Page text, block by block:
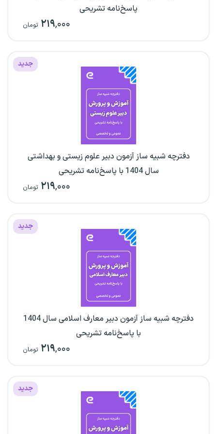
پاسخ‌نامه تشریحی
۲۱۹,۰۰۰ تومان
جدید
دفترچه شبیه ساز آزمون دبیر علوم زیستی و بهداشتی
سال 1404 با پاسخ‌نامه تشریحی
۲۱۹,۰۰۰ تومان
جدید
دفترچه شبیه ساز آزمون دبیر معارف اسلامی سال 1404
با پاسخ‌نامه تشریحی
۲۱۹,۰۰۰ تومان
جدید